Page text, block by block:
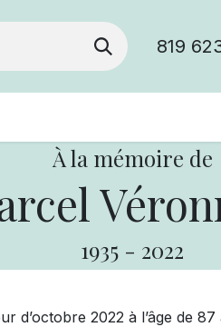
819
À la mémoire de
1935 - 2022
d’octobre 2022 à l’âge de